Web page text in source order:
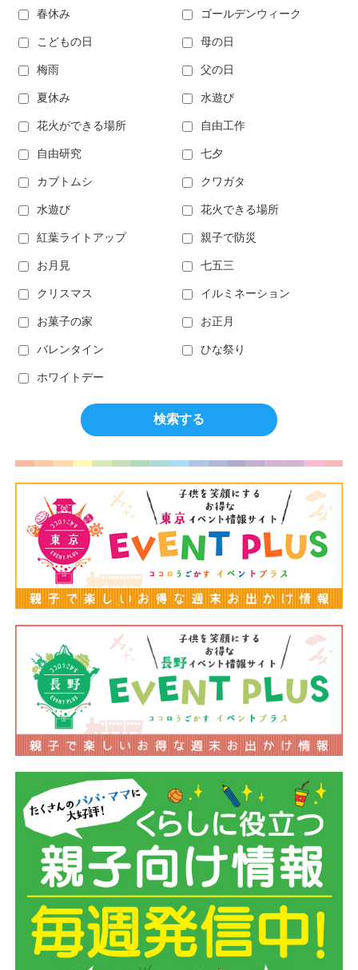
春休み ゴールデンウィーク
こどもの日 母の日
梅雨 父の日
夏休み 水遊び
花火ができる場所 自由工作
自由研究 七夕
カブトムシ クワガタ
水遊び 花火できる場所
紅葉ライトアップ 親子で防災
お月見 七五三
クリスマス イルミネーション
お菓子の家 お正月
バレンタイン ひな祭り
ホワイトデー